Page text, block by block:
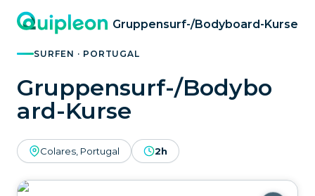
Gruppensurf-/Bodyboard-Kurse
SURFEN · PORTUGAL
Gruppensurf-/Bodybo
ard-Kurse
Colares, Portugal 2h